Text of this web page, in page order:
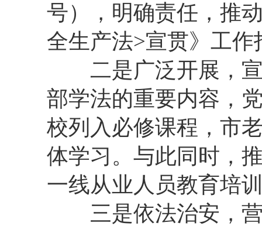
号），明确责任，推
全生产法>宣贯》工
二是广泛开展，宣
部学法的重要内容，
校列入必修课程，市
体学习。与此同时，
一线从业人员教育培
三是依法治安，营